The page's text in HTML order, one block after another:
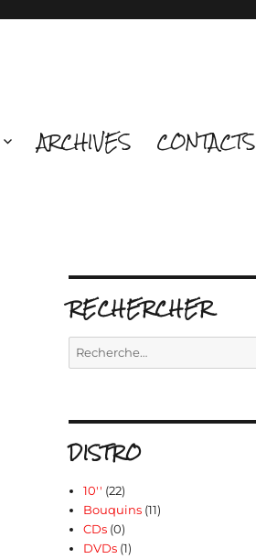
ARCHIVES CONTACTS
RECHERCHER
Recherche
DISTRO
10'' (22)
Bouquins (11)
CDs (0)
DVDs (1)